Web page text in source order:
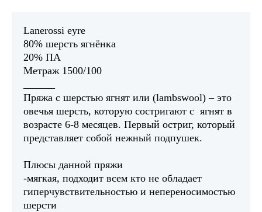
Lanerossi eyre
80% шерсть ягнёнка
20% ПА
Метраж 1500/100
Пряжа с шерстью ягнят или (lambswool) – это
овечья шерсть, которую состригают с ягнят в
возрасте 6-8 месяцев. Первый остриг, который
представляет собой нежный подпушек.
Плюсы данной пряжи
-мягкая, подходит всем кто не обладает
гиперчувствительностью и непереносимостью
шерсти